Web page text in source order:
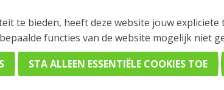
plaatsen. Wil je je vast oriënteren?
te bieden, heeft deze website jouw
functies van de website mogelijk niet